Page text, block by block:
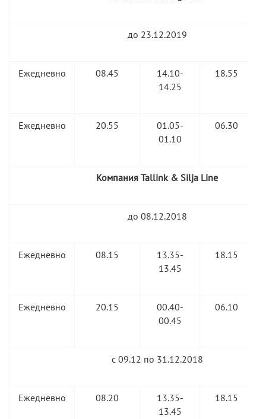
до 23.12.2019
Ежедневно 08.45
14.10-
14.25
18.55
Ежедневно 20.55
01.05-
01.10
06.30
Компания Tallink & Silja Line
до 08.12.2018
Ежедневно 08.15
13.35-
13.45
18.15
Ежедневно 20.15
00.40-
00.45
06.10
с 09.12 по 31.12.2018
Ежедневно 08.20
13.35-
13.45
18.15